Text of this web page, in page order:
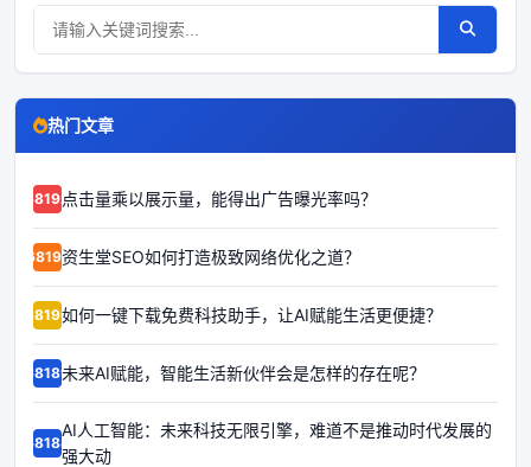
热门文章
68192点击量乘以展示量，能得出广告曝光率吗？
68191资生堂SEO如何打造极致网络优化之道？
68190如何一键下载免费科技助手，让AI赋能生活更便捷？
68189未来AI赋能，智能生活新伙伴会是怎样的存在呢？
68188
AI人工智能：未来科技无限引擎，难道不是推动时代发展的
强大动